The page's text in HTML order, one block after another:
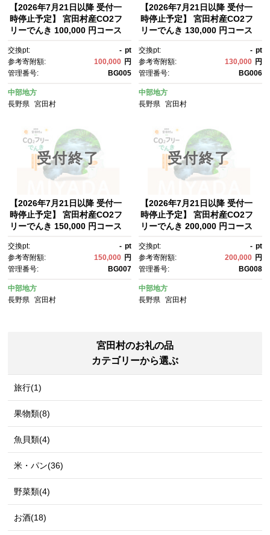
【2026年7月21日以降 受付一
時停止予定】 宮田村産CO2フ
リーでんき 100,000 円コース
必ずご確認ください）
交換pt: - pt
参考寄附額:
100,000 円
管理番号:
BG005
中部地方
長野県
宮田村
【2026年7月21日以降 受付一
時停止予定】 宮田村産CO2フ
リーでんき 130,000 円コース
必ずご確認ください）
交換pt: - pt
参考寄附額:
130,000 円
管理番号:
BG006
中部地方
長野県 宮田村
受付終了
【2026年7月21日以降 受付一
時停止予定】 宮田村産CO2フ
リーでんき 150,000 円コース
必ずご確認ください）
交換pt: - pt
参考寄附額:
150,000 円
管理番号:
BG007
中部地方
長野県
宮田村
受付終了
【2026年7月21日以降 受付一
時停止予定】 宮田村産CO2フ
リーでんき 200,000 円コース
必ずご確認ください）
交換pt: - pt
参考寄附額:
200,000 円
管理番号:
BG008
中部地方
長野県 宮田村
宮田村のお礼の品
カテゴリーから選ぶ
旅行(1)
果物類(8)
魚貝類(4)
米・パン(36)
野菜類(4)
お酒(18)